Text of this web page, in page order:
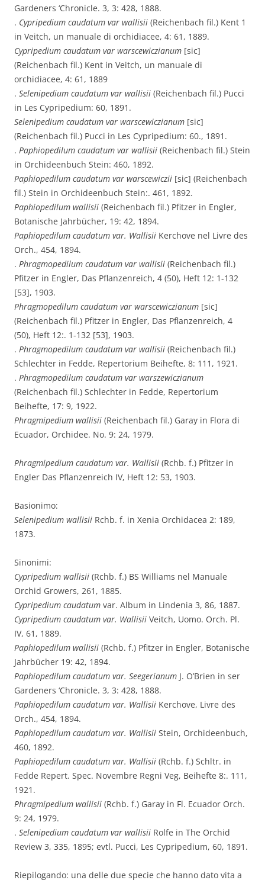
Gardeners ‘Chronicle. 3, 3: 428, 1888.
. Cypripedium caudatum var wallisii (Reichenbach fil.) Kent 1
in Veitch, un manuale di orchidiacee, 4: 61, 1889.
Cypripedium caudatum var warscewiczianum [sic]
(Reichenbach fil.) Kent in Veitch, un manuale di
orchidiacee, 4: 61, 1889
. Selenipedium caudatum var wallisii (Reichenbach fil.) Pucci
in Les Cypripedium: 60, 1891.
Selenipedium caudatum var warscewiczianum [sic]
(Reichenbach fil.) Pucci in Les Cypripedium: 60., 1891.
. Paphiopedilum caudatum var wallisii (Reichenbach fil.) Stein
in Orchideenbuch Stein: 460, 1892.
Paphiopedilum caudatum var warscewiczii [sic] (Reichenbach
fil.) Stein in Orchideenbuch Stein:. 461, 1892.
Paphiopedilum wallisii (Reichenbach fil.) Pfitzer in Engler,
Botanische Jahrbücher, 19: 42, 1894.
Paphiopedilum caudatum var. Wallisii Kerchove nel Livre des
Orch., 454, 1894.
. Phragmopedilum caudatum var wallisii (Reichenbach fil.)
Pfitzer in Engler, Das Pflanzenreich, 4 (50), Heft 12: 1-132
[53], 1903.
Phragmopedilum caudatum var warscewiczianum [sic]
(Reichenbach fil.) Pfitzer in Engler, Das Pflanzenreich, 4
(50), Heft 12:. 1-132 [53], 1903.
. Phragmopedilum caudatum var wallisii (Reichenbach fil.)
Schlechter in Fedde, Repertorium Beihefte, 8: 111, 1921.
. Phragmopedilum caudatum var warszewiczianum
(Reichenbach fil.) Schlechter in Fedde, Repertorium
Beihefte, 17: 9, 1922.
Phragmipedium wallisii (Reichenbach fil.) Garay in Flora di
Ecuador, Orchidee. No. 9: 24, 1979.
Phragmipedium caudatum var. Wallisii (Rchb. f.) Pfitzer in
Engler Das Pflanzenreich IV, Heft 12: 53, 1903.
Basionimo:
Selenipedium wallisii Rchb. f. in Xenia Orchidacea 2: 189,
1873.
Sinonimi:
Cypripedium wallisii (Rchb. f.) BS Williams nel Manuale
Orchid Growers, 261, 1885.
Cypripedium caudatum var. Album in Lindenia 3, 86, 1887.
Cypripedium caudatum var. Wallisii Veitch, Uomo. Orch. Pl.
IV, 61, 1889.
Paphiopedilum wallisii (Rchb. f.) Pfitzer in Engler, Botanische
Jahrbücher 19: 42, 1894.
Paphiopedilum caudatum var. Seegerianum J. O’Brien in ser
Gardeners ‘Chronicle. 3, 3: 428, 1888.
Paphiopedilum caudatum var. Wallisii Kerchove, Livre des
Orch., 454, 1894.
Paphiopedilum caudatum var. Wallisii Stein, Orchideenbuch,
460, 1892.
Paphiopedilum caudatum var. Wallisii (Rchb. f.) Schltr. in
Fedde Repert. Spec. Novembre Regni Veg, Beihefte 8:. 111,
1921.
Phragmipedium wallisii (Rchb. f.) Garay in Fl. Ecuador Orch.
9: 24, 1979.
. Selenipedium caudatum var wallisii Rolfe in The Orchid
Review 3, 335, 1895; evtl. Pucci, Les Cypripedium, 60, 1891.
Riepilogando: una delle due specie che hanno dato vita a